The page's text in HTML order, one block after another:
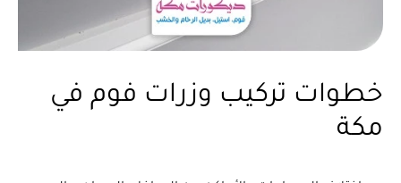
خطوات تركيب وزرات فوم في
مكة